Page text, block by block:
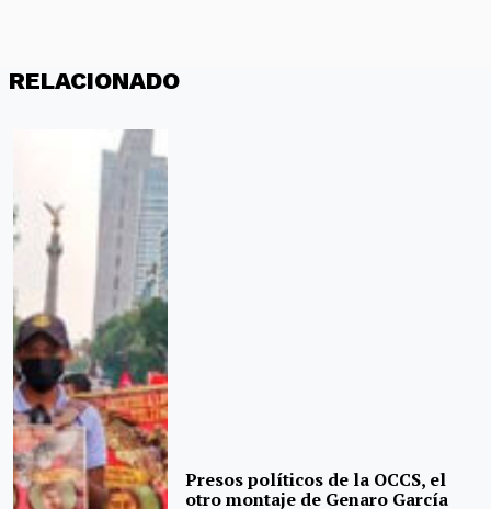
RELACIONADO
Presos políticos de la OCCS, el
otro montaje de Genaro García